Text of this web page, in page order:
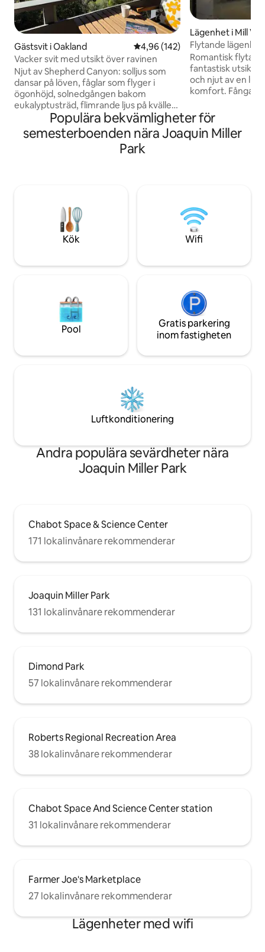
Gästsvit i Oakland 4,96 av 5 i genomsnittligt
4,96 (142)
Vacker svit med utsikt över ravinen
Njut av Shepherd Canyon: solljus som
dansar på löven, fåglar som flyger i
ögonhöjd, solnedgången bakom
eukalyptusträd, flimrande ljus på kvällen.
Nedervåningen (1100 kvadratfot) i ett
boende från mitten av århundradet i
Oaklands Hills. Fullt utrustat kök för
snacks eller gourmetmåltider, bekväm
minuter till BART, som ligger i Rockridge,
där det också finns restauranger och
butiker att utforska. Lägsta ålder 25 år
Lägenhet i Mill
Flytande
Richardson Bay
Romantisk
fantastisk utsikt
och njut av en
komfort. Fånga
på däck med
och med ett sjö)
Unikt och perfekt
Populära bekvämligheter för
semesterboenden nära Joaquin Miller
Park
Kök Wifi
Pool
Gratis parkering
inom fastigheten
Luftkonditionering
Andra populära sevärdheter nära
Joaquin Miller Park
Chabot Space & Science Center
171 lokalinvånare rekommenderar
Joaquin Miller Park
131 lokalinvånare rekommenderar
Dimond Park
57 lokalinvånare rekommenderar
Roberts Regional Recreation Area
38 lokalinvånare rekommenderar
Chabot Space And Science Center station
31 lokalinvånare rekommenderar
Farmer Joe's Marketplace
27 lokalinvånare rekommenderar
Lägenheter med wifi